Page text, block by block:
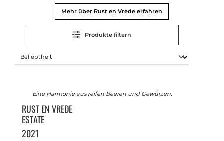
Mehr über Rust en Vrede erfahren
Produkte filtern
Eine Harmonie aus reifen Beeren und Gewürzen.
RUST EN VREDE
ESTATE
2021